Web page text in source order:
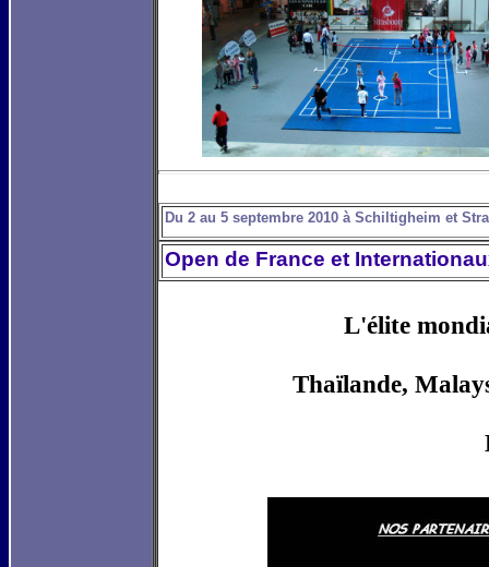
Du 2 au 5 septembre 2010 à Schiltigheim et
Open de France et
L'élite
Thaïlande,